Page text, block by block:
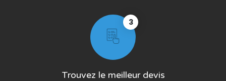
3
Trouvez le meilleur devis